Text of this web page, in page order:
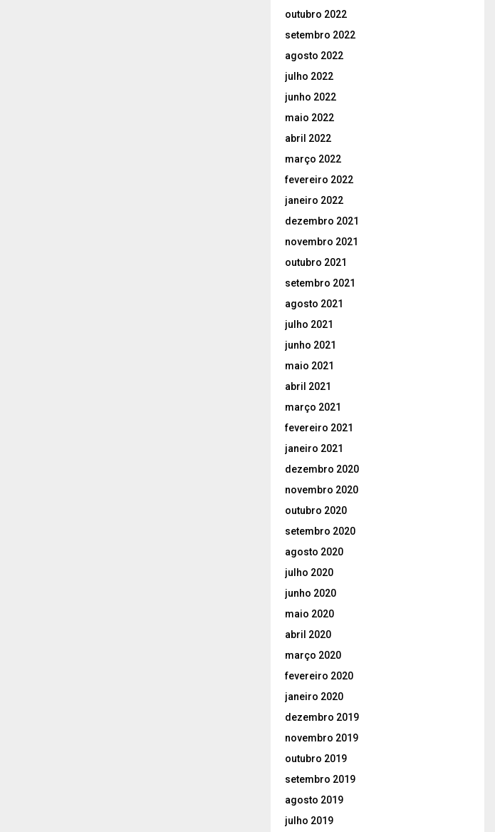
outubro 2022
setembro 2022
agosto 2022
julho 2022
junho 2022
maio 2022
abril 2022
março 2022
fevereiro 2022
janeiro 2022
dezembro 2021
novembro 2021
outubro 2021
setembro 2021
agosto 2021
julho 2021
junho 2021
maio 2021
abril 2021
março 2021
fevereiro 2021
janeiro 2021
dezembro 2020
novembro 2020
outubro 2020
setembro 2020
agosto 2020
julho 2020
junho 2020
maio 2020
abril 2020
março 2020
fevereiro 2020
janeiro 2020
dezembro 2019
novembro 2019
outubro 2019
setembro 2019
agosto 2019
julho 2019